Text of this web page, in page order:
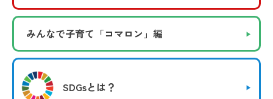
みんなで子育て 「コマロン」編
SDGsとは？